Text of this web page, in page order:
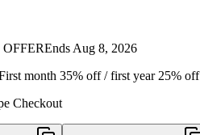
Ends Aug 8, 2026
month 35% off / first year 25% off
Checkout